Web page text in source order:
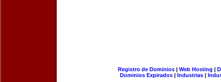
Registro de Dominios| Web Hosting |
Dominios Expirados | Industrias |